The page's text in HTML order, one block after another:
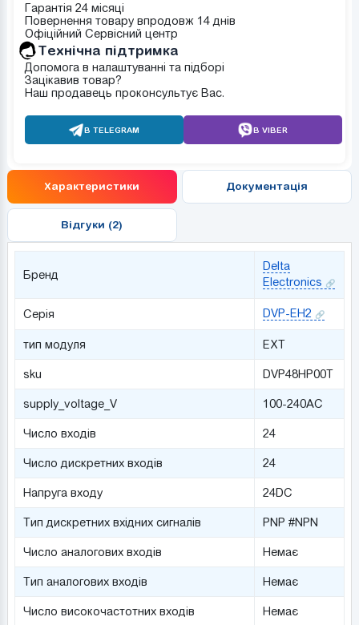
Гарантія 24 місяці
Повернення товару впродовж 14 днів
Офіційний Сервісний центр
Tехнічна підтримка
Допомога в налаштуванні та підборі
Зацікавив товар?
Наш продавець проконсультує Вас.
В TELEGRAM В VIBER
Характеристики Документація
Відгуки (2)
Бренд
Delta
Electronics
Серія DVP-EH2
тип модуля EXT
sku DVP48HP00T
supply_voltage_V 100-240AC
Число входів 24
Число дискретних входів 24
Напруга входу 24DC
Тип дискретних вхідних сигналів PNP #NPN
Число аналогових входів Немає
Тип аналогових входів Немає
Число високочастотних входів Немає